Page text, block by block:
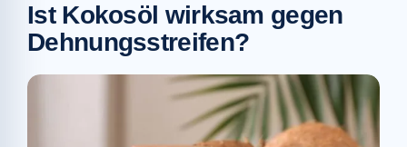
Ist Kokosöl wirksam gegen
Dehnungsstreifen?